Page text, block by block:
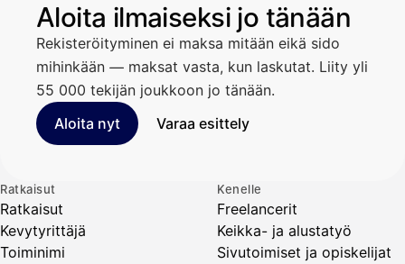
Aloita ilmaiseksi jo tänään
Rekisteröityminen ei maksa mitään eikä sido
mihinkään — maksat vasta, kun laskutat. Liity yli
55 000 tekijän joukkoon jo tänään.
Aloita nyt
Varaa esittely
Ratkaisut
Ratkaisut
Kevytyrittäjä
Toiminimi
Kenelle
Freelancerit
Keikka- ja alustatyö
Sivutoimiset ja opiskelijat